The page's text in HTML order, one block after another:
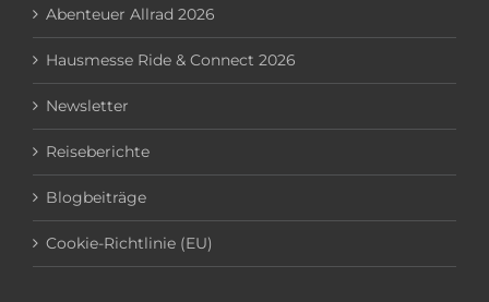
Abenteuer Allrad 2026
Hausmesse Ride & Connect 2026
Newsletter
Reiseberichte
Blogbeiträge
Cookie-Richtlinie (EU)